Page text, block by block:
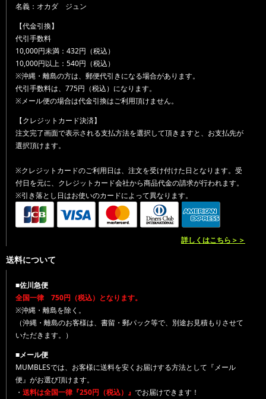
名義：オカダ ジュン
【代金引換】
代引手数料
10,000円未満：432円（税込）
10,000円以上：540円（税込）
※沖縄・離島の方は、郵便代引きになる場合があります。
代引手数料は、775円（税込）になります。
※メール便の場合は代金引換はご利用頂けません。
【クレジットカード決済】
注文完了画面で表示される支払方法を選択して頂きますと、お支払先が
選択頂けます。
※クレジットカードのご利用日は、注文を受け付けた日となります。受
付日を元に、クレジットカード会社から商品代金の請求が行われます。
※引き落とし日はお使いのカードによって異なります。
詳しくはこちら＞＞
送料について
■佐川急便
全国一律 750円（税込）となります。
※沖縄・離島を除く。
（沖縄・離島のお客様は、書留・郵パック等で、別途お見積もりさせて
いただきます。）
■メール便
MUMBLESでは、お客様に送料を安くお届けする方法として『メール
便』がお選び頂けます。
・ 送料は全国一律『250円（税込）』 でお届けできます！